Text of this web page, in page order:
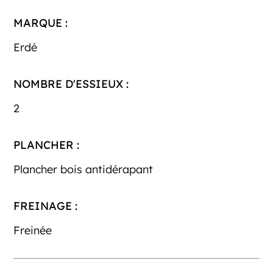
MARQUE :
Erdé
NOMBRE D'ESSIEUX :
2
PLANCHER :
Plancher bois antidérapant
FREINAGE :
Freinée